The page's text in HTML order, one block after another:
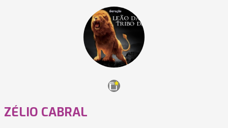
ZÉLIO CABRAL